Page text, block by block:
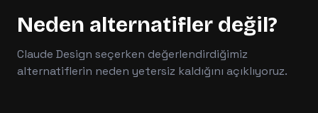
Neden alternatifler değil?
Claude Design seçerken değerlendirdiğimiz
alternatiflerin neden yetersiz kaldığını açıklıyoruz.